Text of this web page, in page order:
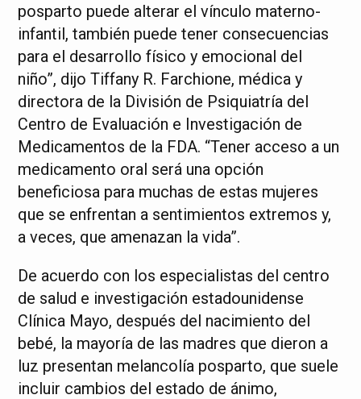
posparto puede alterar el vínculo materno-
infantil, también puede tener consecuencias
para el desarrollo físico y emocional del
niño”, dijo Tiffany R. Farchione, médica y
directora de la División de Psiquiatría del
Centro de Evaluación e Investigación de
Medicamentos de la FDA. “Tener acceso a un
medicamento oral será una opción
beneficiosa para muchas de estas mujeres
que se enfrentan a sentimientos extremos y,
a veces, que amenazan la vida”.
De acuerdo con los especialistas del centro
de salud e investigación estadounidense
Clínica Mayo, después del nacimiento del
bebé, la mayoría de las madres que dieron a
luz presentan melancolía posparto, que suele
incluir cambios del estado de ánimo,